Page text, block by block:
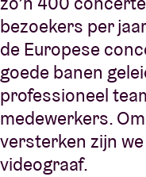
bezoekers per
de Europese
goede banen
professioneel
medewerkers.
versterken zijn
videograaf.